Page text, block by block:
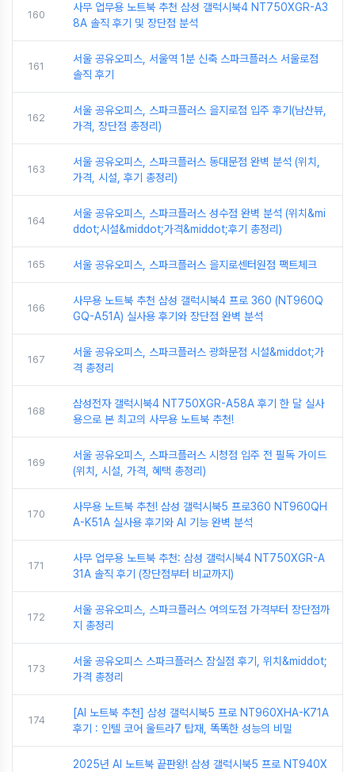
160
사무 업무용 노트북 추천 삼성 갤럭시북4 NT750XGR-A3
8A 솔직 후기 및 장단점 분석
161
서울 공유오피스, 서울역 1분 신축 스파크플러스 서울로점
솔직 후기
162
서울 공유오피스, 스파크플러스 을지로점 입주 후기(남산뷰,
가격, 장단점 총정리)
163
서울 공유오피스, 스파크플러스 동대문점 완벽 분석 (위치,
가격, 시설, 후기 총정리)
164
서울 공유오피스, 스파크플러스 성수점 완벽 분석 (위치&mi
ddot;시설&middot;가격&middot;후기 총정리)
165 서울 공유오피스, 스파크플러스 을지로센터원점 팩트체크
166
사무용 노트북 추천 삼성 갤럭시북4 프로 360 (NT960Q
GQ-A51A) 실사용 후기와 장단점 완벽 분석
167
서울 공유오피스, 스파크플러스 광화문점 시설&middot;가
격 총정리
168
삼성전자 갤럭시북4 NT750XGR-A58A 후기 한 달 실사
용으로 본 최고의 사무용 노트북 추천!
169
서울 공유오피스, 스파크플러스 시청점 입주 전 필독 가이드
(위치, 시설, 가격, 혜택 총정리)
170
사무용 노트북 추천! 삼성 갤럭시북5 프로360 NT960QH
A-K51A 실사용 후기와 AI 기능 완벽 분석
171
사무 업무용 노트북 추천: 삼성 갤럭시북4 NT750XGR-A
31A 솔직 후기 (장단점부터 비교까지)
172
서울 공유오피스, 스파크플러스 여의도점 가격부터 장단점까
지 총정리
173
서울 공유오피스 스파크플러스 잠실점 후기, 위치&middot;
가격 총정리
174
[AI 노트북 추천] 삼성 갤럭시북5 프로 NT960XHA-K71A
후기 : 인텔 코어 울트라7 탑재, 똑똑한 성능의 비밀
2025년 AI 노트북 끝판왕! 삼성 갤럭시북5 프로 NT940X